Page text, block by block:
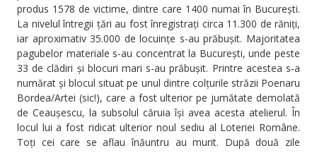
produs 1578 de victime, dintre care 1400 numai în București.
La nivelul întregii țări au fost înregistrați circa 11.300 de răniți,
iar aproximativ 35.000 de locuințe s-au prăbușit. Majoritatea
pagubelor materiale s-au concentrat la București, unde peste
33 de clădiri și blocuri mari s-au prăbușit. Printre acestea s-a
numărat și blocul situat pe unul dintre colțurile străzii Poenaru
Bordea/Artei (sic!), care a fost ulterior pe jumătate demolată
de Ceaușescu, la subsolul căruia își avea acesta atelierul. În
locul lui a fost ridicat ulterior noul sediu al Loteriei Române.
Toți cei care se aflau înăuntru au murit. După două zile